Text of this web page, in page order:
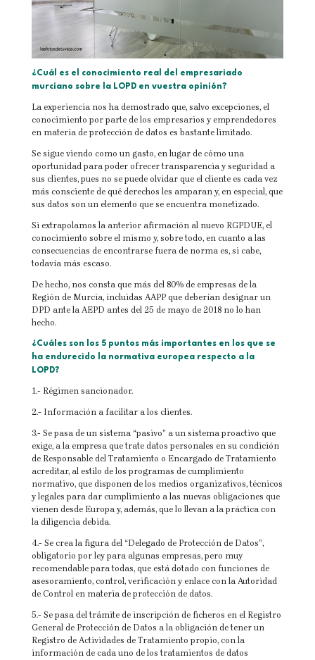
¿Cuál es el conocimiento real del empresariado
murciano sobre la LOPD en vuestra opinión?
La experiencia nos ha demostrado que, salvo excepciones, el
conocimiento por parte de los empresarios y emprendedores
en materia de protección de datos es bastante limitado.
Se sigue viendo como un gasto, en lugar de cómo una
oportunidad para poder ofrecer transparencia y seguridad a
sus clientes, pues no se puede olvidar que el cliente es cada vez
más consciente de qué derechos les amparan y, en especial, que
sus datos son un elemento que se encuentra monetizado.
Si extrapolamos la anterior afirmación al nuevo RGPDUE, el
conocimiento sobre el mismo y, sobre todo, en cuanto a las
consecuencias de encontrarse fuera de norma es, si cabe,
todavía más escaso.
De hecho, nos consta que más del 80% de empresas de la
Región de Murcia, incluidas AAPP que deberían designar un
DPD ante la AEPD antes del 25 de mayo de 2018 no lo han
hecho.
¿Cuáles son los 5 puntos más importantes en los que se
ha endurecido la normativa europea respecto a la
LOPD?
1.- Régimen sancionador.
2.- Información a facilitar a los clientes.
3.- Se pasa de un sistema “pasivo” a un sistema proactivo que
exige, a la empresa que trate datos personales en su condición
de Responsable del Tratamiento o Encargado de Tratamiento
acreditar, al estilo de los programas de cumplimiento
normativo, que disponen de los medios organizativos, técnicos
y legales para dar cumplimiento a las nuevas obligaciones que
vienen desde Europa y, además, que lo llevan a la práctica con
la diligencia debida.
4.- Se crea la figura del “Delegado de Protección de Datos”,
obligatorio por ley para algunas empresas, pero muy
recomendable para todas, que está dotado con funciones de
asesoramiento, control, verificación y enlace con la Autoridad
de Control en materia de protección de datos.
5.- Se pasa del trámite de inscripción de ficheros en el Registro
General de Protección de Datos a la obligación de tener un
Registro de Actividades de Tratamiento propio, con la
información de cada uno de los tratamientos de datos